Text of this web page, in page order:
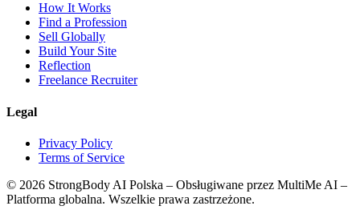
How It Works
Find a Profession
Sell Globally
Build Your Site
Reflection
Freelance Recruiter
Legal
Privacy Policy
Terms of Service
© 2026 StrongBody AI Polska – Obsługiwane przez MultiMe AI –
Platforma globalna. Wszelkie prawa zastrzeżone.